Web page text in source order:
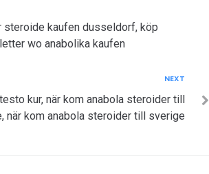
steroide kaufen dusseldorf, köp
wo anabolika kaufen
NEXT
kur, när kom anabola steroider till
när kom anabola steroider till sverige